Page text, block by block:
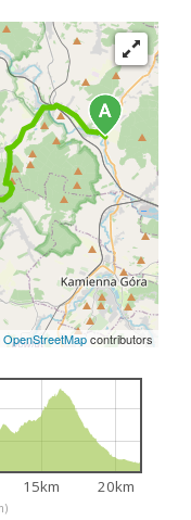
OpenStreetMapcontributors
15km 20km